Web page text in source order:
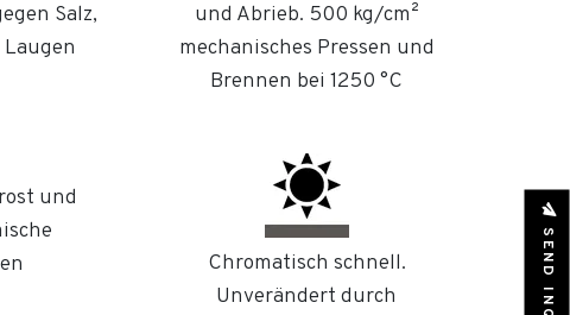
Salz,
und Abrieb. 500 kg/cm²
mechanisches Pressen und
Brennen bei 1250 °C
und
Chromatisch schnell.
Unverändert durch